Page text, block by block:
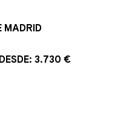
MADRID
3.730 €